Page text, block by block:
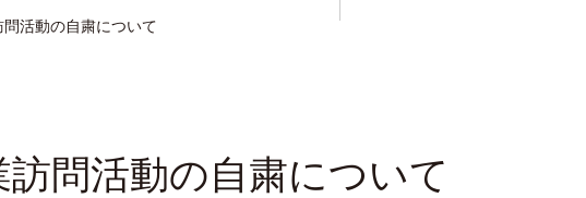
活動の自粛について
問活動の自粛について